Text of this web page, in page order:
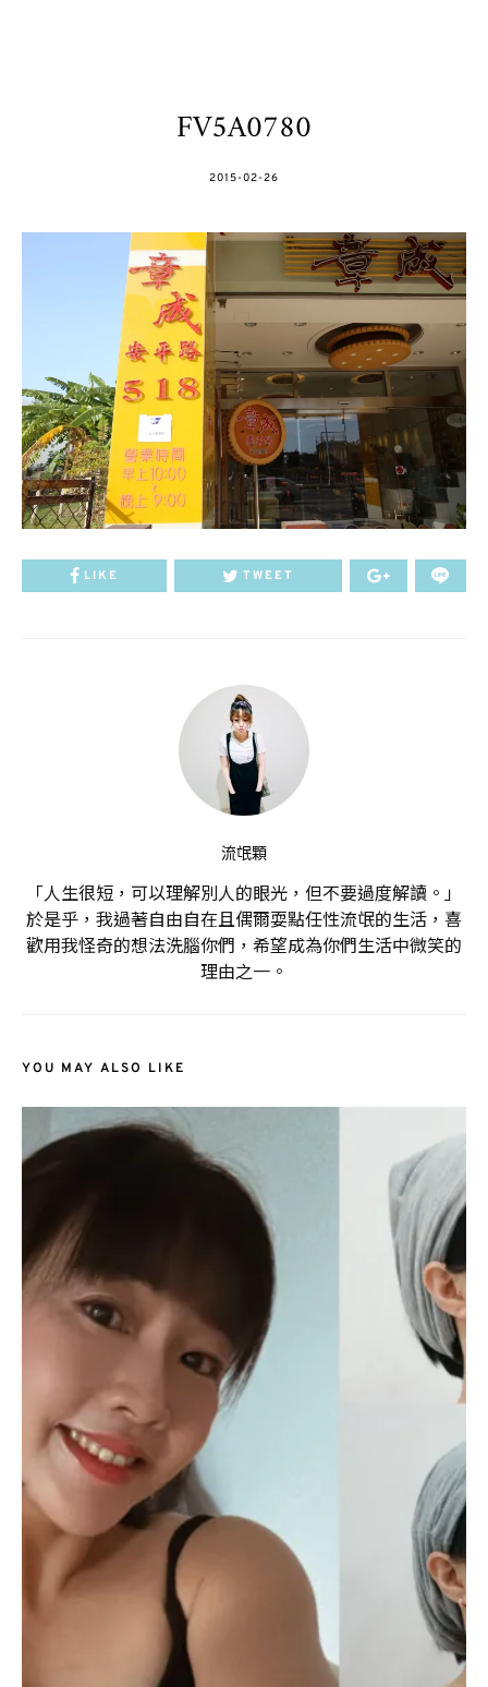
FV5A0780
POSTED
2015-02-26
LIKE TWEET
流氓顆
「人生很短，可以理解別人的眼光，但不要過度解讀。」
於是乎，我過著自由自在且偶爾耍點任性流氓的生活，喜
歡用我怪奇的想法洗腦你們，希望成為你們生活中微笑的
理由之一。
YOU MAY ALSO LIKE